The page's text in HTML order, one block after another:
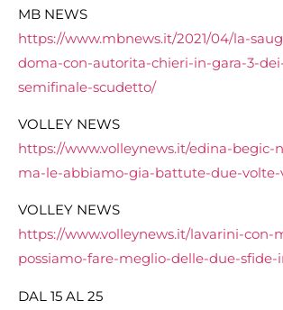
MB NEWS
https://www.mbnews.it/2021/04/la-
doma-con-autorita-chieri-in-gara-3-
semifinale-scudetto/
VOLLEY NEWS
https://www.volleynews.it/edina-begic-
ma-le-abbiamo-gia-battute-due-volte-
VOLLEY NEWS
https://www.volleynews.it/lavarini-con-
possiamo-fare-meglio-delle-due-
DAL 15 AL 25